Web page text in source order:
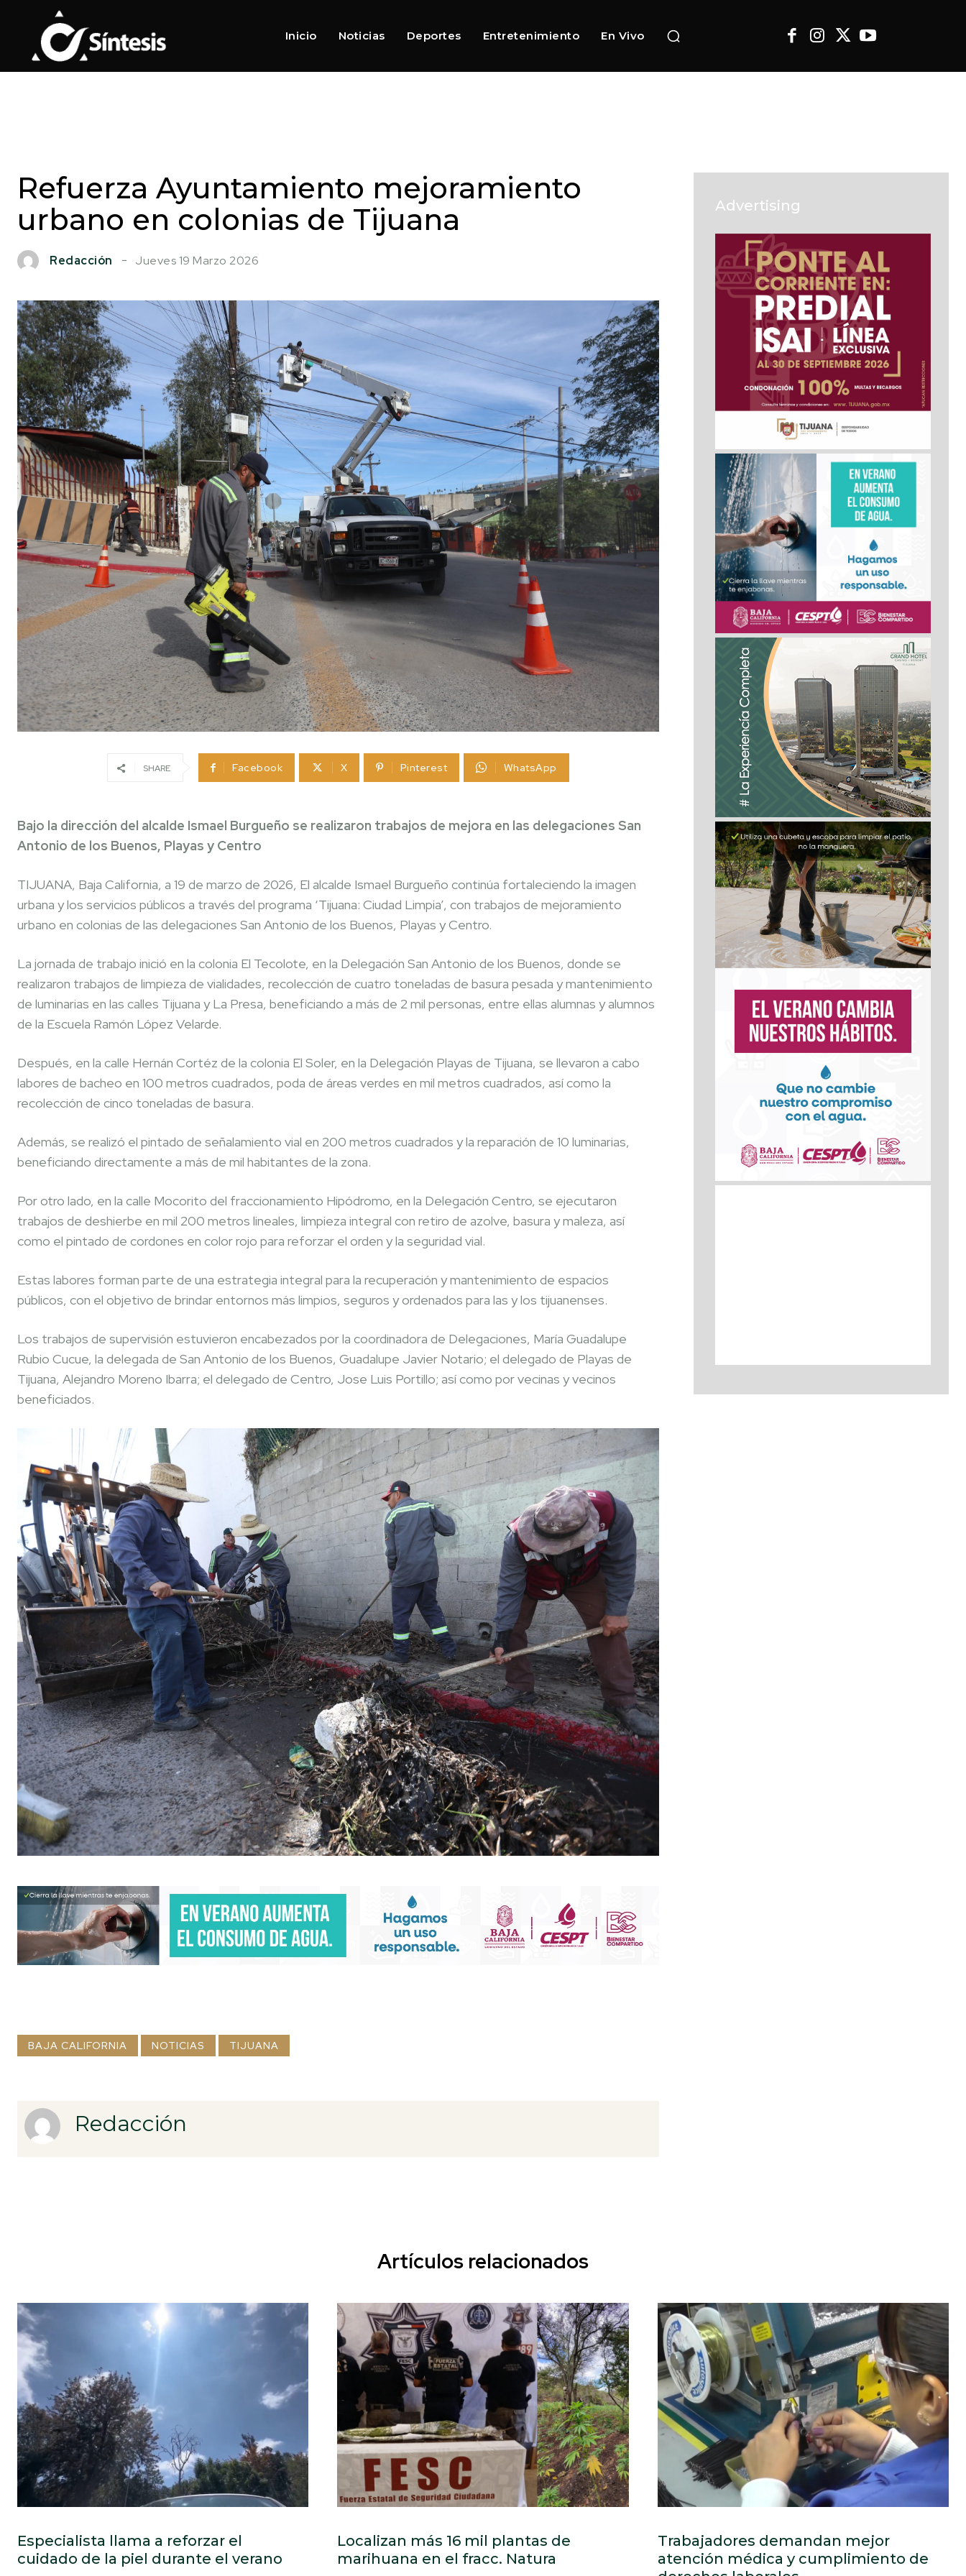
Inicio Noticias Deportes Entretenimiento En Vivo
Refuerza Ayuntamiento mejoramiento
urbano en colonias de Tijuana
Redacción Jueves 19 Marzo 2026
SHARE Facebook X Pinterest WhatsApp
Bajo la dirección del alcalde Ismael Burgueño se realizaron trabajos de mejora en las delegaciones San
Antonio de los Buenos, Playas y Centro
TIJUANA, Baja California, a 19 de marzo de 2026, El alcalde Ismael Burgueño continúa fortaleciendo la imagen
urbana y los servicios públicos a través del programa ‘Tijuana: Ciudad Limpia’, con trabajos de mejoramiento
urbano en colonias de las delegaciones San Antonio de los Buenos, Playas y Centro.
La jornada de trabajo inició en la colonia El Tecolote, en la Delegación San Antonio de los Buenos, donde se
realizaron trabajos de limpieza de vialidades, recolección de cuatro toneladas de basura pesada y mantenimiento
de luminarias en las calles Tijuana y La Presa, beneficiando a más de 2 mil personas, entre ellas alumnas y alumnos
de la Escuela Ramón López Velarde.
Después, en la calle Hernán Cortéz de la colonia El Soler, en la Delegación Playas de Tijuana, se llevaron a cabo
labores de bacheo en 100 metros cuadrados, poda de áreas verdes en mil metros cuadrados, así como la
recolección de cinco toneladas de basura.
Además, se realizó el pintado de señalamiento vial en 200 metros cuadrados y la reparación de 10 luminarias,
beneficiando directamente a más de mil habitantes de la zona.
Por otro lado, en la calle Mocorito del fraccionamiento Hipódromo, en la Delegación Centro, se ejecutaron
trabajos de deshierbe en mil 200 metros lineales, limpieza integral con retiro de azolve, basura y maleza, así
como el pintado de cordones en color rojo para reforzar el orden y la seguridad vial.
Estas labores forman parte de una estrategia integral para la recuperación y mantenimiento de espacios
públicos, con el objetivo de brindar entornos más limpios, seguros y ordenados para las y los tijuanenses.
Los trabajos de supervisión estuvieron encabezados por la coordinadora de Delegaciones, María Guadalupe
Rubio Cucue, la delegada de San Antonio de los Buenos, Guadalupe Javier Notario; el delegado de Playas de
Tijuana, Alejandro Moreno Ibarra; el delegado de Centro, Jose Luis Portillo; así como por vecinas y vecinos
beneficiados.
BAJA CALIFORNIA NOTICIAS TIJUANA
Redacción
Advertising
Artículos relacionados
Especialista llama a reforzar el
cuidado de la piel durante el verano
Localizan más 16 mil plantas de
marihuana en el fracc. Natura
Trabajadores demandan mejor
atención médica y cumplimiento de